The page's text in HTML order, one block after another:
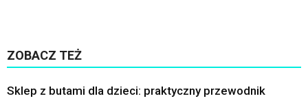
ZOBACZ TEŻ
Sklep z butami dla dzieci: praktyczny przewodnik